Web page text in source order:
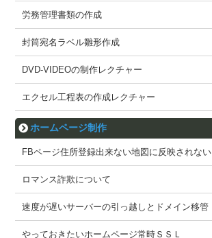
労務管理書類の作成
封筒宛名ラベル雛形作成
DVD-VIDEOの制作レクチャー
エクセル工程表の作成レクチャー
ホームページ制作
FBページ住所登録出来ない地図に反映されない
ロマンス詐欺について
速度が遅いサーバーの引っ越しとドメイン移管
やっておきたいホームページ常時ＳＳＬ